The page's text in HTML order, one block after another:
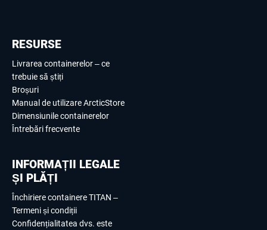
RESURSE
Livrarea containerelor – ce
trebuie să știți
Broșuri
Manual de utilizare ArcticStore
Dimensiunile containerelor
Întrebări frecvente
INFORMAȚII LEGALE
ȘI PLĂȚI
Închiriere containere TITAN –
Termeni și condiții
Confidențialitatea dvs. este